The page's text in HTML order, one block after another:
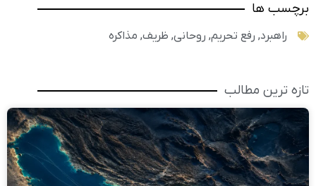
برچسب ها
راهبرد, رفع تحریم, روحانی, ظریف, مذاکره
تازه ترین مطالب